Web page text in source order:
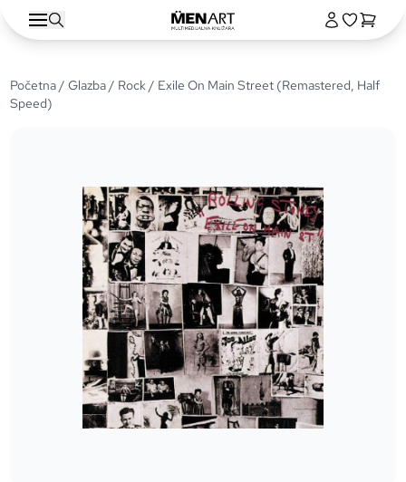
Početna/Glazba/ Rock/ Exile On Main Street (Remastered, Half
Speed)